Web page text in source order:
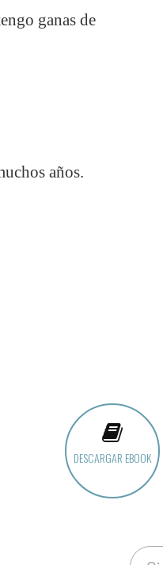
ganas de
años.
DESCARGAR EBOOK